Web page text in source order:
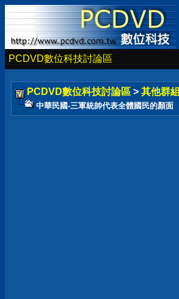
PCDVD數位科技討論區
PCDVD數位科技討論區 > 其他群組
中華民國-三軍統帥代表全體國民的顏面